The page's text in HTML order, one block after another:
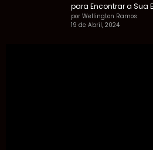
para Encontrar a Sua
por Wellington Ramos
19 de Abril, 2024